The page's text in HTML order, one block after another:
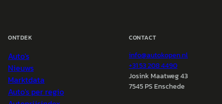
ONTDEK
Auto's
Nieuws
Marktdata
Auto's per regio
CONTACT
info@autokopen.nl
+31 53 208 4490
Josink Maatweg 43
7545 PS Enschede